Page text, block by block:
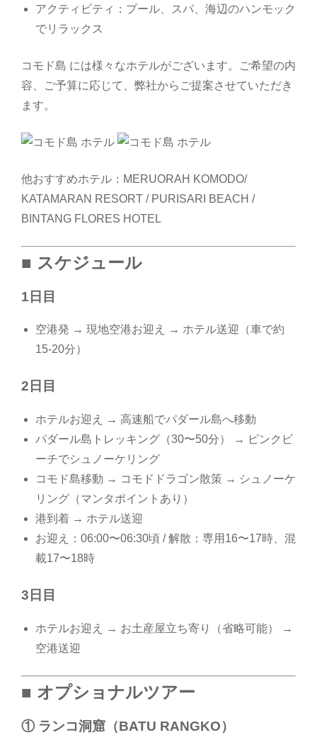
アクティビティ：プール、スパ、海辺のハンモック
でリラックス
コモド島 には様々なホテルがございます。ご希望の内
容、ご予算に応じて、弊社からご提案させていただき
ます。
他おすすめホテル：MERUORAH KOMODO/
KATAMARAN RESORT / PURISARI BEACH /
BINTANG FLORES HOTEL
■ スケジュール
1日目
空港発 → 現地空港お迎え → ホテル送迎（車で約
15-20分）
2日目
ホテルお迎え → 高速船でパダール島へ移動
パダール島トレッキング（30〜50分） → ピンクビ
ーチでシュノーケリング
コモド島移動 → コモドドラゴン散策 → シュノーケ
リング（マンタポイントあり）
港到着 → ホテル送迎
お迎え：06:00〜06:30頃 / 解散：専用16〜17時、混
載17〜18時
3日目
ホテルお迎え → お土産屋立ち寄り（省略可能） →
空港送迎
■ オプショナルツアー
① ランコ洞窟（BATU RANGKO）